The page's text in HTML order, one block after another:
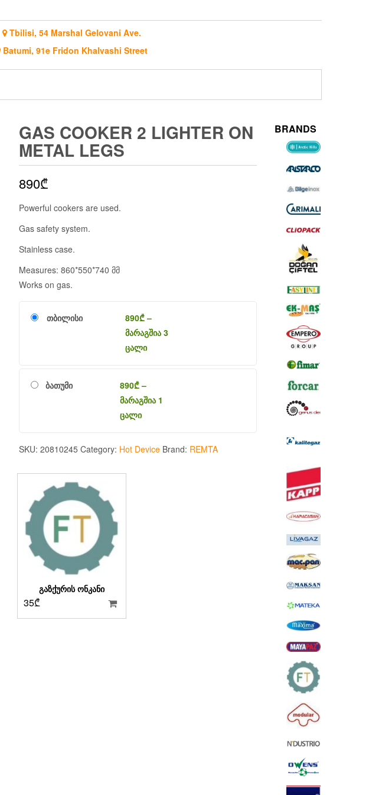
Tbilisi, 54 Marshal Gelovani Ave.
Batumi, 91e Fridon Khalvashi Street
GAS COOKER 2 LIGHTER ON
METAL LEGS
890₾
Powerful cookers are used.
Gas safety system.
Stainless case.
Measures: 860*550*740 მმ
Works on gas.
თბილისი 890₾–
მარაგშია 3
ცალი
ბათუმი 890₾–
მარაგშია 1
ცალი
SKU: 20810245 Category: Hot Device Brand: REMTA
ᲒᲐᲖᲥᲣᲠᲘᲡ ᲝᲜᲙᲐᲜᲘ
35₾
BRANDS